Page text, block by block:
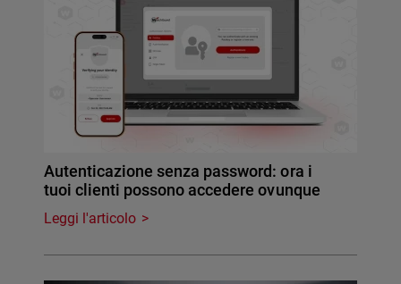
Autenticazione senza password: ora i
tuoi clienti possono accedere ovunque
Leggi l'articolo